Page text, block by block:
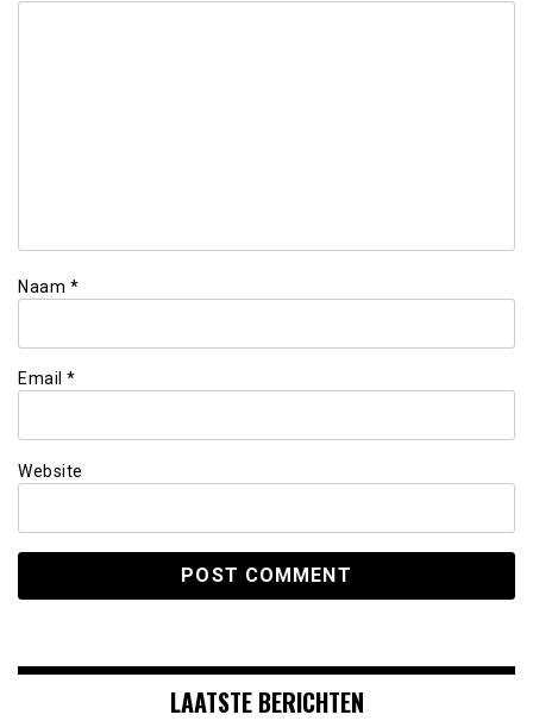
Naam *
Email *
Website
LAATSTE BERICHTEN